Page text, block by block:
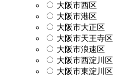
大阪市西区
大阪市港区
大阪市大正区
大阪市天王寺区
大阪市浪速区
大阪市西淀川区
大阪市東淀川区